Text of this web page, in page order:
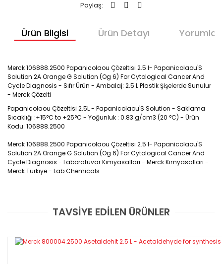
Paylaş:
Ürün Bilgisi Ürün Detayı Yorumlar
Merck 106888.2500 Papanicolaou Çözeltisi 2.5 l- Papanicolaou'S
Solution 2A Orange G Solution (Og 6) For Cytological Cancer And
Cycle Diagnosis - Sıfır Ürün - Ambalaj: 2.5 L Plastik Şişelerde Sunulur
- Merck Çözelti
Papanicolaou Çözeltisi 2.5L - Papanicolaou'S Solution - Saklama
Sıcaklığı :+15°C to +25°C - Yoğunluk : 0.83 g/cm3 (20 °C) - Ürün
Kodu: 106888.2500
Merck 106888.2500 Papanicolaou Çözeltisi 2.5 l- Papanicolaou'S
Solution 2A Orange G Solution (Og 6) For Cytological Cancer And
Cycle Diagnosis - Laboratuvar Kimyasalları - Merck Kimyasalları -
Merck Türkiye - Lab Chemicals
Bu ürüne ilk yorumu siz yapın!
Yorum Yaz
Papanicolaou'S Solution 2A Orange G
Cycle Diagnosis Merck 106888.2500
TAVSİYE EDİLEN ÜRÜNLER